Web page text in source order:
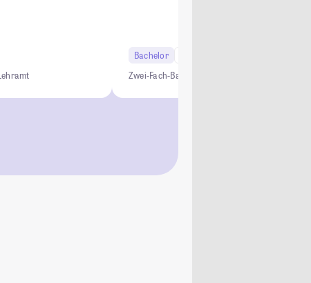
Bachelor
Zwei-Fach-Bachelor